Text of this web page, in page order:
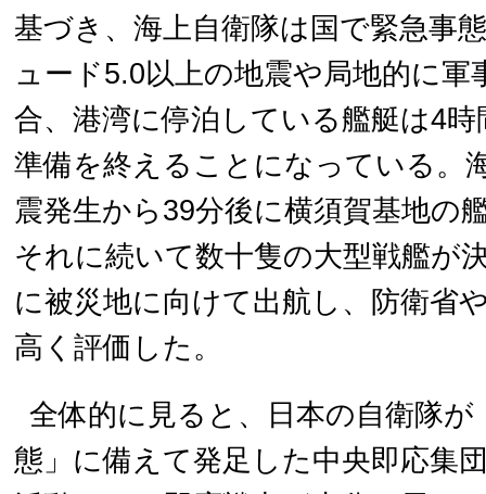
基づき、海上自衛隊は国で緊急事
ュード5.0以上の地震や局地的に軍
合、港湾に停泊している艦艇は4
準備を終えることになっている。
震発生から39分後に横須賀基地の
それに続いて数十隻の大型戦艦が
に被災地に向けて出航し、防衛省
高く評価した。
全体的に見ると、日本の自衛隊が
態」に備えて発足した中央即応集